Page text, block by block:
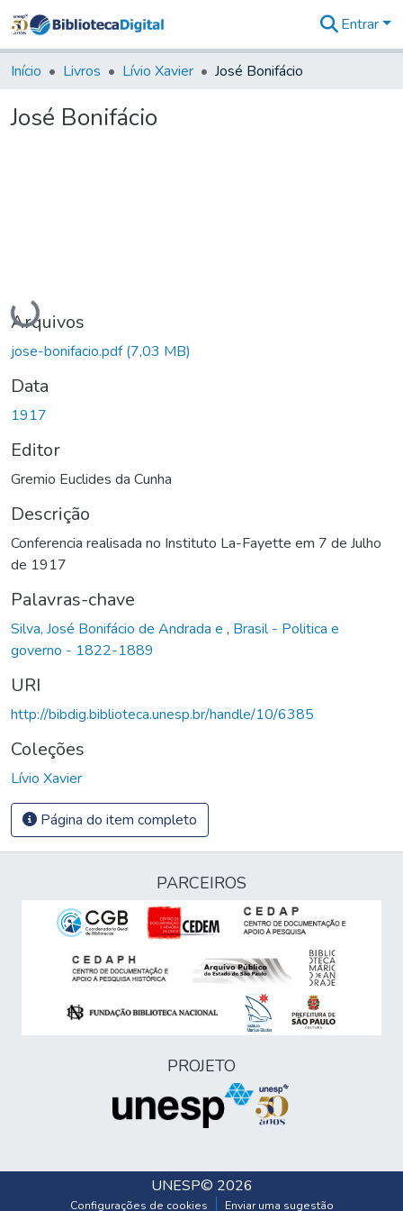
&
Coleções
Entrar
Início Livros Lívio Xavier José Bonifácio
José Bonifácio
Carregando...
Arquivos
jose-bonifacio.pdf(7,03 MB)
Data
1917
Editor
Gremio Euclides da Cunha
Descrição
Conferencia realisada no Instituto La-Fayette em 7 de Julho
de 1917
Palavras-chave
Silva, José Bonifácio de Andrada e , Brasil - Politica e
governo - 1822-1889
URI
http://bibdig.biblioteca.unesp.br/handle/10/6385
Coleções
Lívio Xavier
Página do item completo
PARCEIROS
PROJETO
UNESP© 2026
Configurações de cookies Enviar uma sugestão